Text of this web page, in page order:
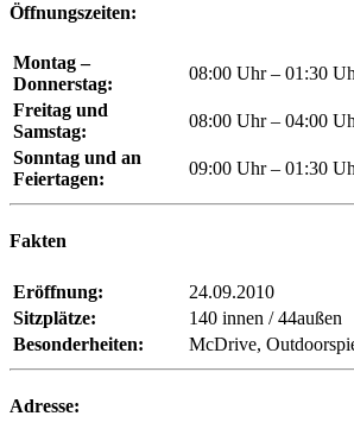
Öffnungszeiten:
Montag –
Donnerstag:
08:00 Uhr – 01:30
Freitag und
Samstag:
08:00 Uhr – 04:00
Sonntag und an
Feiertagen:
09:00 Uhr – 01:30
Fakten
Eröffnung:
24.09.2010
Sitzplätze:
140 innen / 44außen
Besonderheiten:
McDrive,
Adresse: